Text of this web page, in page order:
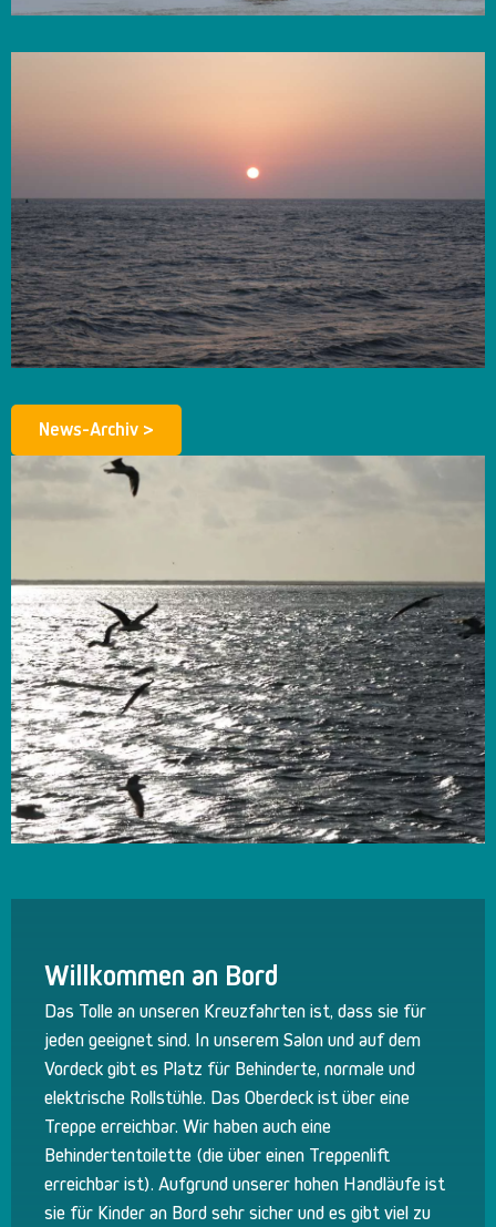
News-Archiv >
Willkommen an Bord
Das Tolle an unseren Kreuzfahrten ist, dass sie für
jeden geeignet sind. In unserem Salon und auf dem
Vordeck gibt es Platz für Behinderte, normale und
elektrische Rollstühle. Das Oberdeck ist über eine
Treppe erreichbar. Wir haben auch eine
Behindertentoilette (die über einen Treppenlift
erreichbar ist). Aufgrund unserer hohen Handläufe ist
sie für Kinder an Bord sehr sicher und es gibt viel zu